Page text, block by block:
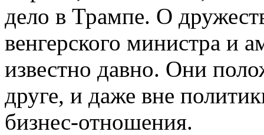
дело в Трампе. О
венгерского министра и
известно давно. Они
друге, и даже вне
бизнес-отношения.